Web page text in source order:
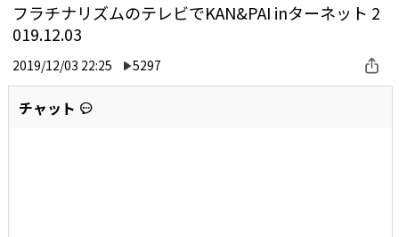
フラチナリズムのテレビでKAN&PAI inターネット 2
019.12.03
2019/12/03 22:25 5297
チャット